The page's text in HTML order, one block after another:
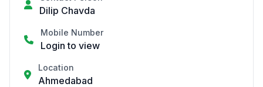
Dilip Chavda
Mobile Number
Login to view
Location
Ahmedabad